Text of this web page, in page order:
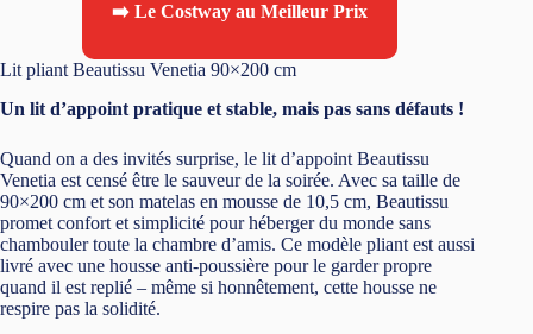
➡️ Le Costway au Meilleur Prix
Lit pliant Beautissu Venetia 90×200 cm
Un lit d’appoint pratique et stable, mais pas sans défauts !
Quand on a des invités surprise, le lit d’appoint Beautissu
Venetia est censé être le sauveur de la soirée. Avec sa taille de
90×200 cm et son matelas en mousse de 10,5 cm, Beautissu
promet confort et simplicité pour héberger du monde sans
chambouler toute la chambre d’amis. Ce modèle pliant est aussi
livré avec une housse anti-poussière pour le garder propre
quand il est replié – même si honnêtement, cette housse ne
respire pas la solidité.